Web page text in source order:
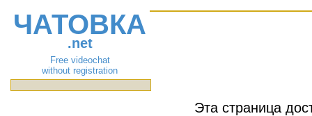
ЧАТОВКА
.net
Free videochat
without registration
Эта страница